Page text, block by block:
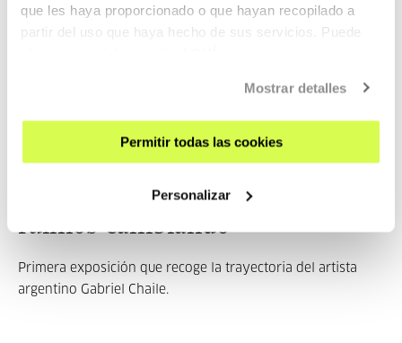
que les haya proporcionado o que hayan recopilado a
partir del uso que haya hecho de sus servicios. Puede
Mostrar detalles
Permitir todas las cookies
Personalizar
Es una asociación antirracista y feminista sin ánimo de
Chaile. Contemplando es como
fuimos cambiando
Primera exposición que recoge la trayectoria del artista
argentino Gabriel Chaile.